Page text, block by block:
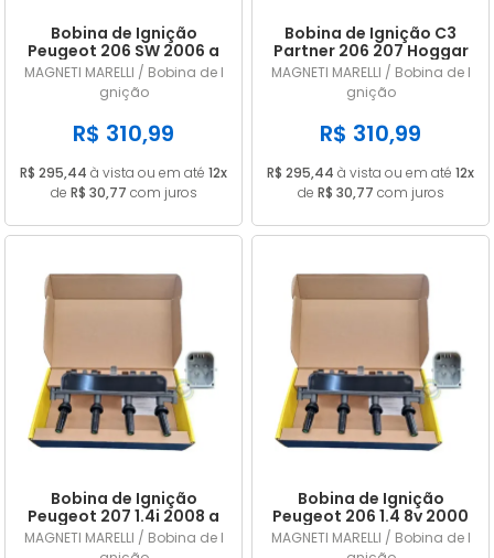
Bobina de Ignição
Peugeot 206 SW 2006 a
2008 245097
MAGNETI MARELLI / Bobina de I
gnição
R$ 310,99
R$ 295,44 à vista ou em até 12x
de R$ 30,77 com juros
Bobina de Ignição C3
Partner 206 207 Hoggar
1.4 8v 245097
MAGNETI MARELLI / Bobina de I
gnição
R$ 310,99
R$ 295,44 à vista ou em até 12x
de R$ 30,77 com juros
Bobina de Ignição
Peugeot 207 1.4i 2008 a
2013 245097
MAGNETI MARELLI / Bobina de I
Bobina de Ignição
Peugeot 206 1.4 8v 2000
a 2005 245097
MAGNETI MARELLI / Bobina de I